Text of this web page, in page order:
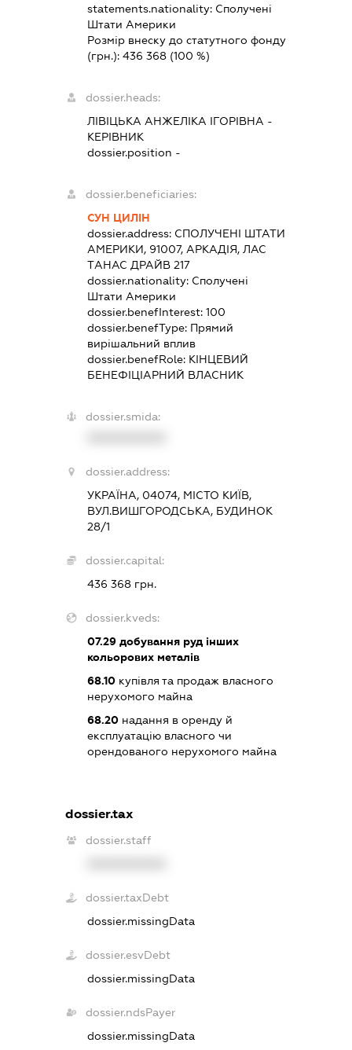
statements.nationality: Сполучені
Штати Америки
Розмір внеску до статутного фонду
(грн.):436 368 (100 %)
dossier.heads:
ЛІВІЦЬКА АНЖЕЛІКА ІГОРІВНА -
КЕРІВНИК
dossier.position -
dossier.beneficiaries:
СУН ЦИЛІН
dossier.address: СПОЛУЧЕНІ ШТАТИ
АМЕРИКИ, 91007, АРКАДІЯ, ЛАС
ТAНАС ДРАЙВ 217
dossier.nationality: Сполучені
Штати Америки
dossier.benefInterest:100
dossier.benefType: Прямий
вирішальний вплив
dossier.benefRole: КІНЦЕВИЙ
БЕНЕФІЦІАРНИЙ ВЛАСНИК
dossier.smida:
dossier.address:
УКРАЇНА, 04074, МІСТО КИЇВ,
ВУЛ.ВИШГОРОДСЬКА, БУДИНОК
28/1
dossier.capital:
436 368 грн.
dossier.kveds:
07.29 добування руд інших
кольорових металів
68.10 купівля та продаж власного
нерухомого майна
68.20 надання в оренду й
експлуатацію власного чи
орендованого нерухомого майна
dossier.tax
dossier.staff
dossier.taxDebt
dossier.missingData
dossier.esvDebt
dossier.missingData
dossier.ndsPayer
dossier.missingData